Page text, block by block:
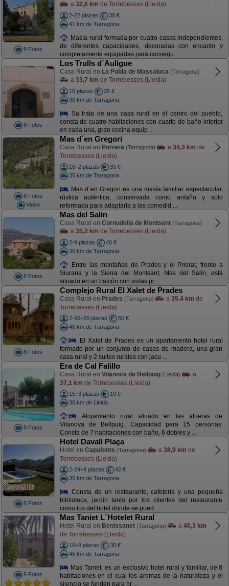
8 Fotos
a 32,6 km de Torrebesses (Lleida)
2-22 plazas
30 €
41 km de Tarragona
Masía rural formada por cuatro casas independientes,
de diferentes capacidades, decoradas con encanto y
completamente equipadas para consegu ...
8 Fotos
Los Trulls d´Auligue
Casa Rural en La Pobla de Massaluca (Tarragona)
a 33,7 km de Torrebesses (Lleida)
10 plazas
25 €
90 km de Tarragona
Sa trata de una casa rural en el centro del pueblo,
consta de cuatro habitaciones con cuarto de baño interior
en cada una, gran cocina equip ...
8 Fotos
Video
Mas d´en Gregori
Casa Rural en Porrera (Tarragona) a 34,3 km de
Torrebesses (Lleida)
16+2 plazas
35 €
35 km de Tarragona
Mas d´en Gregori es una masía familiar espectacular,
rústica auténtica, conservada como antaño y solo
reformada para adaptarla a las comodid ...
8 Fotos
Mas del Salin
Casa Rural en Cornudella de Montsant (Tarragona)
a 35,2 km de Torrebesses (Lleida)
2-9 plazas
40 €
30 km de Tarragona
Entre las montañas de Prades y el Priorat, frente a
Siurana y la Sierra del Montsant, Mas del Salín, está
situado en un balcón con vistas pr ...
8 Fotos
Complejo Rural El Xalet de Prades
Casa Rural en Prades (Tarragona) a 35,4 km de
Torrebesses (Lleida)
2-96+20 plazas
50 €
48 km de Tarragona
El Xalet de Prades es un apartamento hotel rural
formado por un conjunto de casas de madera, una gran
casa rural y 2 suites rurales con jacu ...
8 Fotos
Era de Cal Falillo
Casa Rural en Vilanova de Bellpuig (Lleida)
a
37,1 km de Torrebesses (Lleida)
15+3 plazas
19 €
30 km de Lleida
Alojamiento rural situado en las afueras de
Vilanova de Bellpuig. Capacidad para 15 personas.
Consta de 7 habitaciones con baño, 6 dobles y ...
8 Fotos
Hotel Davall Plaça
Hotel en Capafonts (Tarragona) a 38,9 km de
Torrebesses (Lleida)
2-24+4 plazas
42 €
35 km de Tarragona
Consta de un restaurante, cafetería y una pequeña
biblioteca, jardín tanto por los clientes del restaurante
como los del hotel donde se pued ...
8 Fotos
Mas Taniet L´Hotelet Rural
Hotel Rural en Benissanet (Tarragona) a 40,3 km
de Torrebesses (Lleida)
16+8 plazas
38 €
45 km de Tarragona
Mas Taniet, es un exclusivo hotel rural y familiar, de 8
habitaciones en el cual los aromas de la naturaleza y el
silencio se funden para br ...